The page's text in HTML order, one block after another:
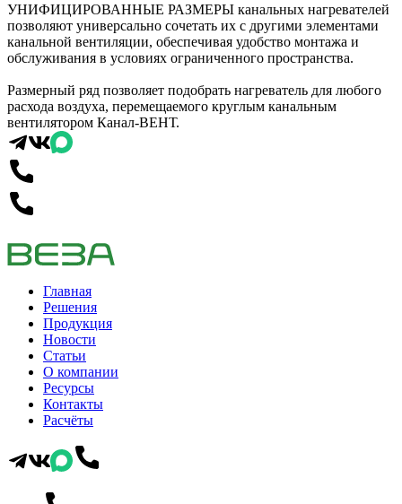
УНИФИЦИРОВАННЫЕ РАЗМЕРЫ канальных нагревателей
позволяют универсально сочетать их с другими элементами
канальной вентиляции, обеспечивая удобство монтажа и
обслуживания в условиях ограниченного пространства.
Размерный ряд позволяет подобрать нагреватель для любого
расхода воздуха, перемещаемого круглым канальным
вентилятором Канал-ВЕНТ.
Главная
Решения
Продукция
Новости
Статьи
О компании
Ресурсы
Контакты
Расчёты